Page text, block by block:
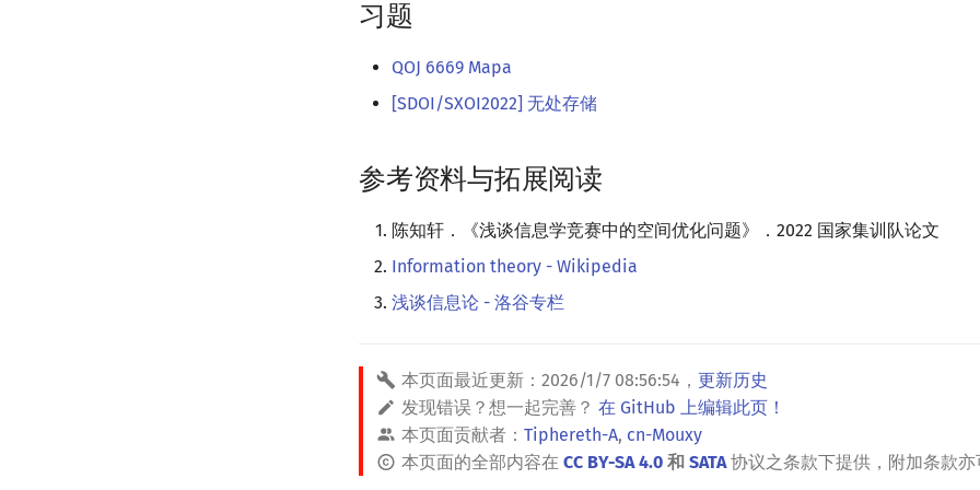
习题
QOJ 6669 Mapa
[SDOI/SXOI2022] 无处存储
参考资料与拓展阅读
陈知轩．《浅谈信息学竞赛中的空间优化问题》．2022 国家集训队论文
Information theory - Wikipedia
浅谈信息论 - 洛谷专栏
本页面最近更新： 2026/1/7 08:56:54 ， 更新历史
发现错误？想一起完善？ 在 GitHub 上编辑此页！
本页面贡献者： Tiphereth-A, cn-Mouxy
本页面的全部内容在 CC BY-SA 4.0 和 SATA协议之条款下提供，附加条款亦